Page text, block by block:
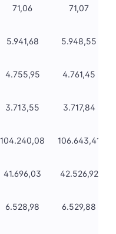
71,06 71,07
5.941,68 5.948,55
4.755,95 4.761,45
3.713,55 3.717,84
104.240,08 106.643,41
41.696,03 42.526,92
6.528,98 6.529,88